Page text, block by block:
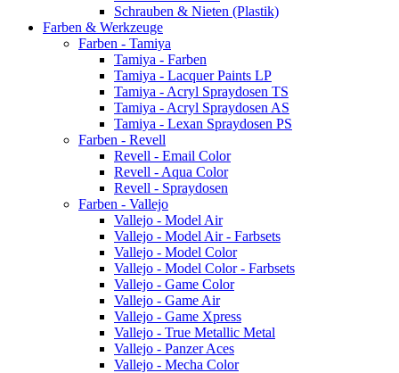
Schrauben & Nieten (Plastik)
Farben & Werkzeuge
Farben - Tamiya
Tamiya - Farben
Tamiya - Lacquer Paints LP
Tamiya - Acryl Spraydosen TS
Tamiya - Acryl Spraydosen AS
Tamiya - Lexan Spraydosen PS
Farben - Revell
Revell - Email Color
Revell - Aqua Color
Revell - Spraydosen
Farben - Vallejo
Vallejo - Model Air
Vallejo - Model Air - Farbsets
Vallejo - Model Color
Vallejo - Model Color - Farbsets
Vallejo - Game Color
Vallejo - Game Air
Vallejo - Game Xpress
Vallejo - True Metallic Metal
Vallejo - Panzer Aces
Vallejo - Mecha Color